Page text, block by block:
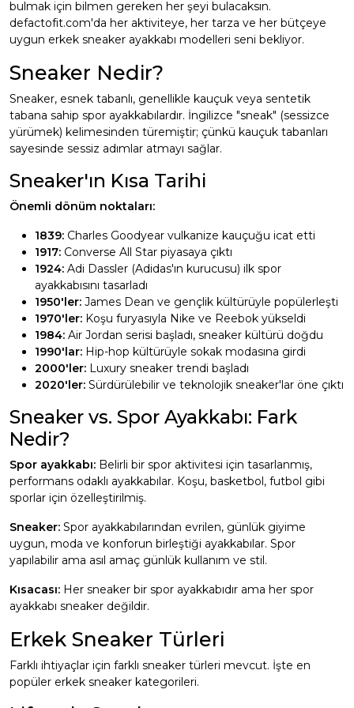
bulmak için bilmen gereken her şeyi bulacaksın.
defactofit.com'da her aktiviteye, her tarza ve her bütçeye
uygun erkek sneaker ayakkabı modelleri seni bekliyor.
Sneaker Nedir?
Sneaker, esnek tabanlı, genellikle kauçuk veya sentetik
tabana sahip spor ayakkabılardır. İngilizce "sneak" (sessizce
yürümek) kelimesinden türemiştir; çünkü kauçuk tabanları
sayesinde sessiz adımlar atmayı sağlar.
Sneaker'ın Kısa Tarihi
Önemli dönüm noktaları:
1839: Charles Goodyear vulkanize kauçuğu icat etti
1917: Converse All Star piyasaya çıktı
1924: Adi Dassler (Adidas'ın kurucusu) ilk spor
ayakkabısını tasarladı
1950'ler: James Dean ve gençlik kültürüyle popülerleşti
1970'ler: Koşu furyasıyla Nike ve Reebok yükseldi
1984: Air Jordan serisi başladı, sneaker kültürü doğdu
1990'lar: Hip-hop kültürüyle sokak modasına girdi
2000'ler: Luxury sneaker trendi başladı
2020'ler: Sürdürülebilir ve teknolojik sneaker'lar öne çıktı
Sneaker vs. Spor Ayakkabı: Fark
Nedir?
Spor ayakkabı: Belirli bir spor aktivitesi için tasarlanmış,
performans odaklı ayakkabılar. Koşu, basketbol, futbol gibi
sporlar için özelleştirilmiş.
Sneaker: Spor ayakkabılarından evrilen, günlük giyime
uygun, moda ve konforun birleştiği ayakkabılar. Spor
yapılabilir ama asıl amaç günlük kullanım ve stil.
Kısacası: Her sneaker bir spor ayakkabıdır ama her spor
ayakkabı sneaker değildir.
Erkek Sneaker Türleri
Farklı ihtiyaçlar için farklı sneaker türleri mevcut. İşte en
popüler erkek sneaker kategorileri.